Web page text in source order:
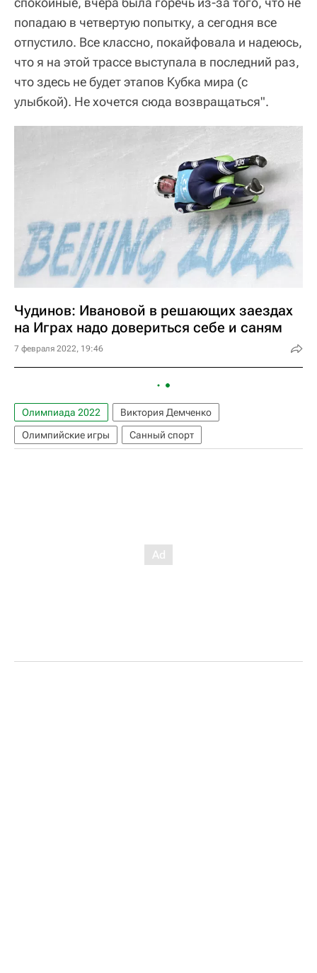
попадаю в четвертую попытку, а сегодня все
отпустило. Все классно, покайфовала и надеюсь,
что я на этой трассе выступала в последний раз,
что здесь не будет этапов Кубка мира (с
улыбкой). Не хочется сюда возвращаться".
Чудинов: Ивановой в решающих заездах
на Играх надо довериться себе и саням
7 февраля 2022, 19:46
Олимпиада 2022
Виктория Демченко
Олимпийские игры
Санный спорт